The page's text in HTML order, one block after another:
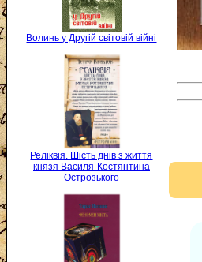
Волинь у Другій світовій війні
Реліквія. Шість днів з життя
князя Василя-Костянтина
Острозького